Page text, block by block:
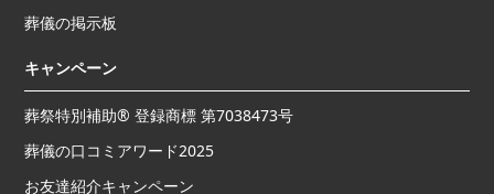
葬儀の掲示板
キャンペーン
葬祭特別補助® 登録商標 第7038473号
葬儀の口コミアワード2025
お友達紹介キャンペーン